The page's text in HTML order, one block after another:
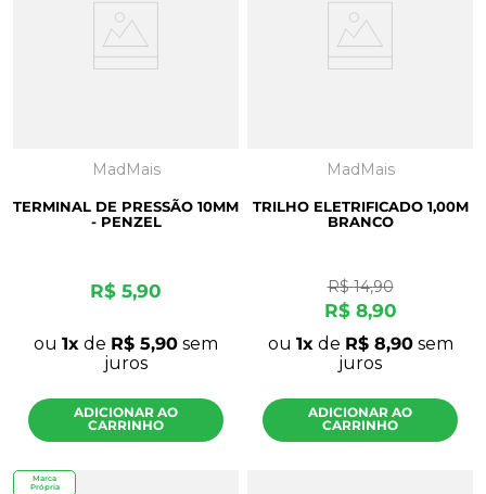
MadMais
TERMINAL DE PRESSÃO 10MM
- PENZEL
R$ 5,90
ou 1 de R$ 5,90 sem
juros
ADICIONAR AO
CARRINHO
MadMais
TRILHO ELETRIFICADO 1,00M
BRANCO
R$ 14,90
R$ 8,90
ou 1 de R$ 8,90sem
juros
ADICIONAR AO
CARRINHO
Marca
Própria